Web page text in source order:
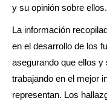
y su opinión sobre ellos.
La información
en el desarrollo de los
asegurando que ellos
trabajando en el mejor
representan. Los